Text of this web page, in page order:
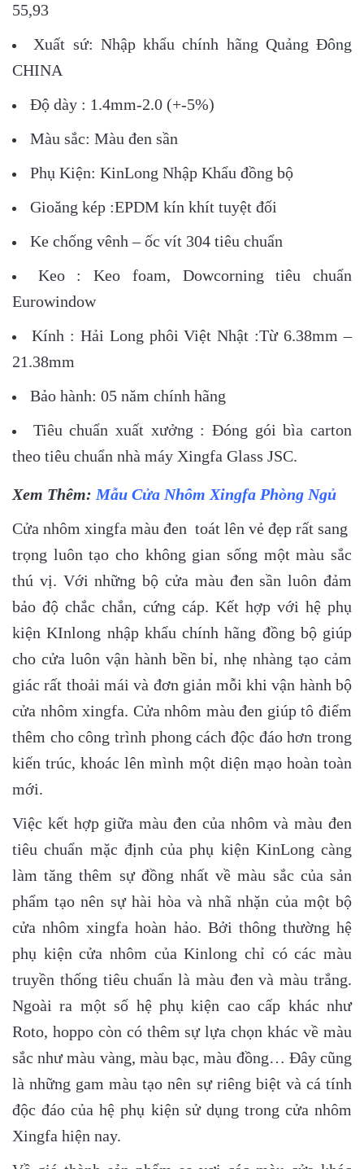
55,93
Xuất sứ: Nhập khẩu chính hãng Quảng Đông
CHINA
Độ dày : 1.4mm-2.0 (+-5%)
Màu sắc: Màu đen sần
Phụ Kiện: KinLong Nhập Khẩu đồng bộ
Gioăng kép :EPDM kín khít tuyệt đối
Ke chống vênh – ốc vít 304 tiêu chuẩn
Keo : Keo foam, Dowcorning tiêu chuẩn
Eurowindow
Kính : Hải Long phôi Việt Nhật :Từ 6.38mm –
21.38mm
Bảo hành: 05 năm chính hãng
Tiêu chuẩn xuất xưởng : Đóng gói bìa carton
theo tiêu chuẩn nhà máy Xingfa Glass JSC.
Xem Thêm: Mẫu Cửa Nhôm Xingfa Phòng Ngủ
Cửa nhôm xingfa màu đen toát lên vẻ đẹp rất sang
trọng luôn tạo cho không gian sống một màu sắc
thú vị. Với những bộ cửa màu đen sần luôn đảm
bảo độ chắc chắn, cứng cáp. Kết hợp với hệ phụ
kiện KInlong nhập khẩu chính hãng đồng bộ giúp
cho cửa luôn vận hành bền bỉ, nhẹ nhàng tạo cảm
giác rất thoải mái và đơn giản mỗi khi vận hành bộ
cửa nhôm xingfa. Cửa nhôm màu đen giúp tô điểm
thêm cho công trình phong cách độc đáo hơn trong
kiến trúc, khoác lên mình một diện mạo hoàn toàn
mới.
Việc kết hợp giữa màu đen của nhôm và màu đen
tiêu chuẩn mặc định của phụ kiện KinLong càng
làm tăng thêm sự đồng nhất về màu sắc của sản
phẩm tạo nên sự hài hòa và nhã nhặn của một bộ
cửa nhôm xingfa hoàn hảo. Bởi thông thường hệ
phụ kiện cửa nhôm của Kinlong chỉ có các màu
truyền thống tiêu chuẩn là màu đen và màu trắng.
Ngoài ra một số hệ phụ kiện cao cấp khác như
Roto, hoppo còn có thêm sự lựa chọn khác về màu
sắc như màu vàng, màu bạc, màu đồng… Đây cũng
là những gam màu tạo nên sự riêng biệt và cá tính
độc đáo của hệ phụ kiện sử dụng trong cửa nhôm
Xingfa hiện nay.